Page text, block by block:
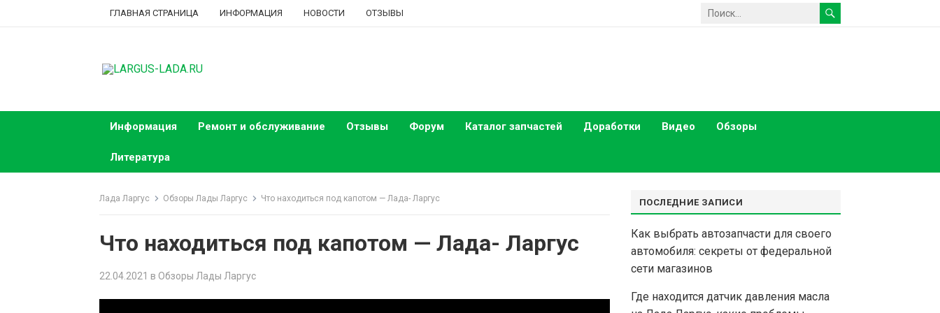
ГЛАВНАЯ СТРАНИЦА ИНФОРМАЦИЯ НОВОСТИ ОТЗЫВЫ
Информация Ремонт и обслуживание Отзывы Форум Каталог запчастей Доработки Видео Обзоры
Литература
Лада Ларгус Обзоры Лады Ларгус Что находиться под капотом — Лада- Ларгус
Что находиться под капотом — Лада- Ларгус
22.04.2021 в Обзоры Лады Ларгус
ПОСЛЕДНИЕ ЗАПИСИ
Как выбрать автозапчасти для своего
автомобиля: секреты от федеральной
сети магазинов
Где находится датчик давления масла